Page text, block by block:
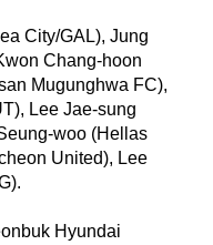
City/GAL), Jung
Chang-hoon
Mugunghwa FC),
Lee Jae-sung
woo (Hellas
United), Lee
Hyundai